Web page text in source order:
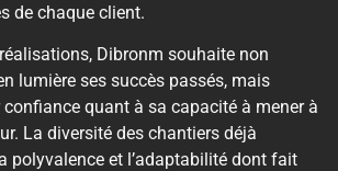
de chaque client.
Dibronm souhaite non
lumière ses succès passés, mais
quant à sa capacité à mener à
La diversité des chantiers déjà
polyvalence et l’adaptabilité dont fait